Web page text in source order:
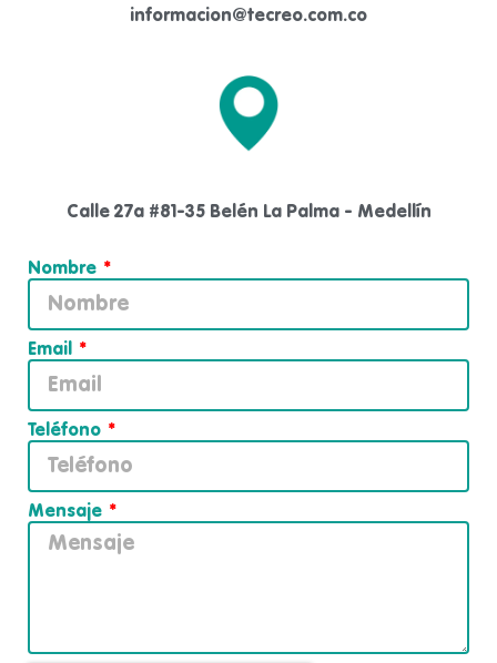
informacion@tecreo.com.co
Calle 27a #81-35 Belén La Palma - Medellín
Nombre
Email
Teléfono
Mensaje